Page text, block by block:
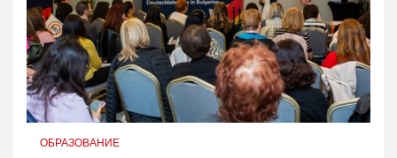
ОБРАЗОВАНИЕ